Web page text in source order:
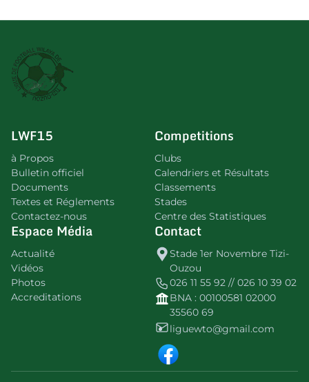
LWF15
à Propos
Bulletin officiel
Documents
Textes et Réglements
Contactez-nous
Competitions
Clubs
Calendriers et Résultats
Classements
Stades
Centre des Statistiques
Espace Média
Actualité
Vidéos
Photos
Accreditations
Contact
Stade 1er Novembre Tizi-
Ouzou
026 11 55 92 // 026 10 39 02
BNA : 00100581 02000
35560 69
liguewto@gmail.com